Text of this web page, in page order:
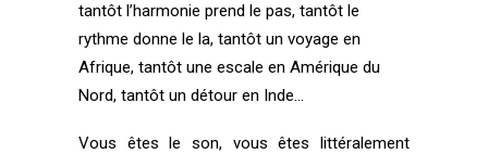
tantôt l’harmonie prend le pas, tantôt le
rythme donne le la, tantôt un voyage en
Afrique, tantôt une escale en Amérique du
Nord, tantôt un détour en Inde…
Vous êtes le son, vous êtes littéralement